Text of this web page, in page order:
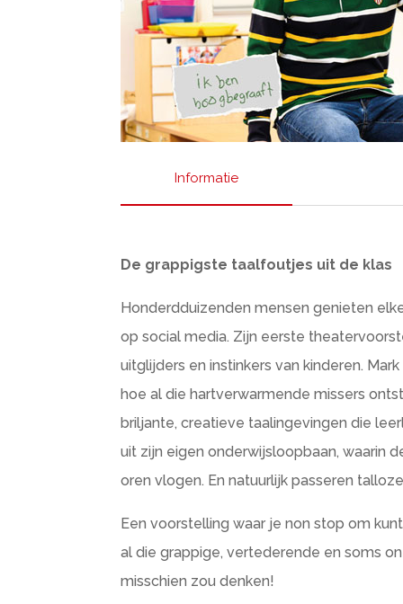
Informatie
De grappigste taalfoutjes uit de klas
Honderdduizenden mensen genieten
op social media. Zijn eerste
uitglijders en instinkers van kinderen.
hoe al die hartverwarmende missers
briljante, creatieve taalingevingen die
uit zijn eigen onderwijsloopbaan, waarin
oren vlogen. En natuurlijk passeren
Een voorstelling waar je non stop om
al die grappige, vertederende en soms
misschien zou denken!